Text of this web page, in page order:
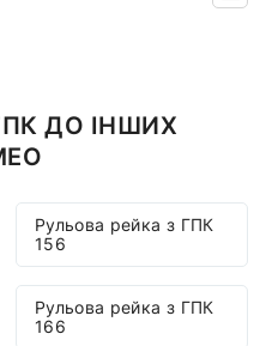
ДО ІНШИХ
Рульова рейка з ГПК
156
Рульова рейка з ГПК
166